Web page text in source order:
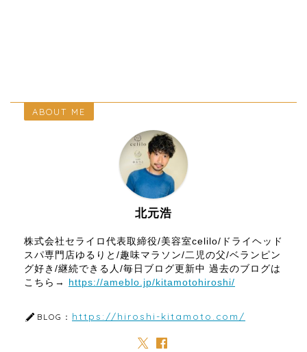
ABOUT ME
北元浩
株式会社セライロ代表取締役/美容室celilo/ドライヘッド
スパ専門店ゆるりと/趣味マラソン/二児の父/ベランピン
グ好き/継続できる人/毎日ブログ更新中 過去のブログは
こちら→
https://ameblo.jp/kitamotohiroshi/
BLOG： https://hiroshi-kitamoto.com/